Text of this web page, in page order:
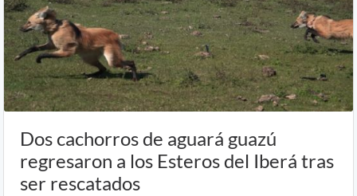
Dos cachorros de aguará guazú
regresaron a los Esteros del Iberá tras
ser rescatados